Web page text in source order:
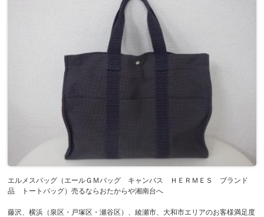
エルメスバッグ（エールＧＭバッグ キャンバス ＨＥＲＭＥＳ ブランド
品 トートバッグ）売るならおたからや湘南台へ
藤沢、横浜（泉区・戸塚区・瀬谷区）、綾瀬市、大和市エリアのお客様満足度